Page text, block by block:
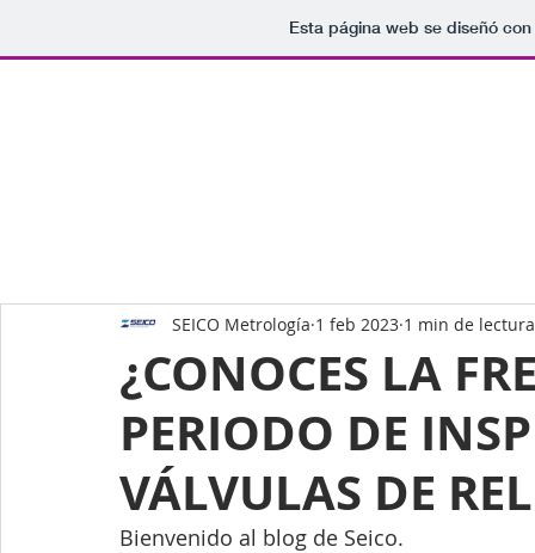
Esta página web se diseñó
¿CONOCES LA
PERIODO DE
VÁLVULAS DE
SEICO Metrología 1 feb 2023 1 min de lectura
Bienvenido al blog de Seico.